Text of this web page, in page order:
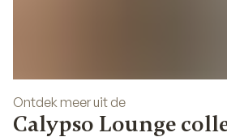
Ontdek meer uit de
Calypso Lounge